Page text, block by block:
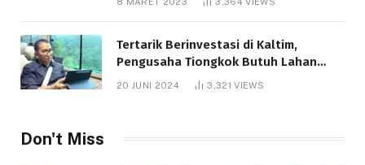
Tertarik Berinvestasi di Kaltim,
Pengusaha Tiongkok Butuh Lahan
1.000 Hektare
20 JUNI 2024 3,321VIEWS
Don't Miss